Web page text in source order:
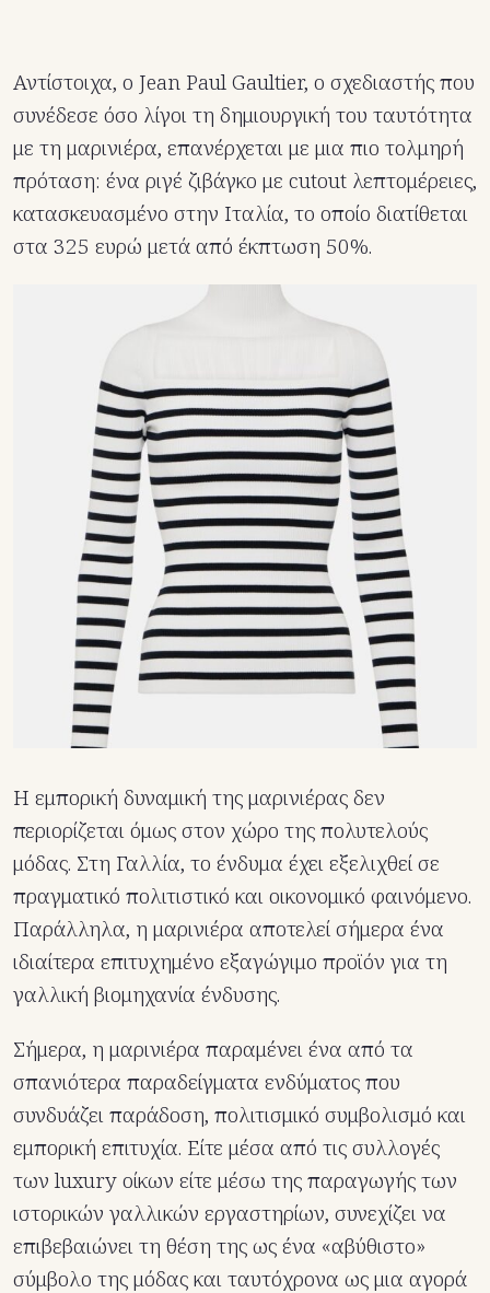
Αντίστοιχα, ο Jean Paul Gaultier, ο σχεδιαστής που
συνέδεσε όσο λίγοι τη δημιουργική του ταυτότητα
με τη μαρινιέρα, επανέρχεται με μια πιο τολμηρή
πρόταση: ένα ριγέ ζιβάγκο με cutout λεπτομέρειες,
κατασκευασμένο στην Ιταλία, το οποίο διατίθεται
στα 325 ευρώ μετά από έκπτωση 50%.
Η εμπορική δυναμική της μαρινιέρας δεν
περιορίζεται όμως στον χώρο της πολυτελούς
μόδας. Στη Γαλλία, το ένδυμα έχει εξελιχθεί σε
πραγματικό πολιτιστικό και οικονομικό φαινόμενο.
Παράλληλα, η μαρινιέρα αποτελεί σήμερα ένα
ιδιαίτερα επιτυχημένο εξαγώγιμο προϊόν για τη
γαλλική βιομηχανία ένδυσης.
Σήμερα, η μαρινιέρα παραμένει ένα από τα
σπανιότερα παραδείγματα ενδύματος που
συνδυάζει παράδοση, πολιτισμικό συμβολισμό και
εμπορική επιτυχία. Είτε μέσα από τις συλλογές
των luxury οίκων είτε μέσω της παραγωγής των
ιστορικών γαλλικών εργαστηρίων, συνεχίζει να
επιβεβαιώνει τη θέση της ως ένα «αβύθιστο»
σύμβολο της μόδας και ταυτόχρονα ως μια αγορά